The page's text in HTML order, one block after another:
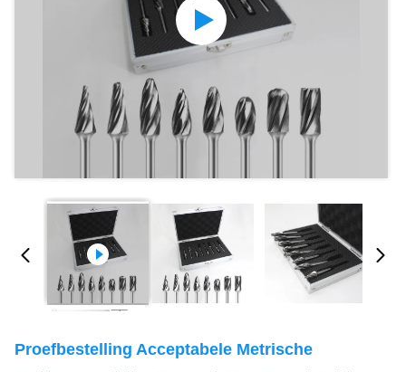
Proefbestelling Acceptabele Metrische